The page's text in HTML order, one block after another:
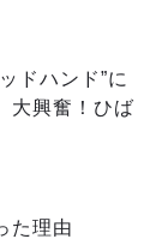
ドハンド”に
大興奮！ひば
た理由